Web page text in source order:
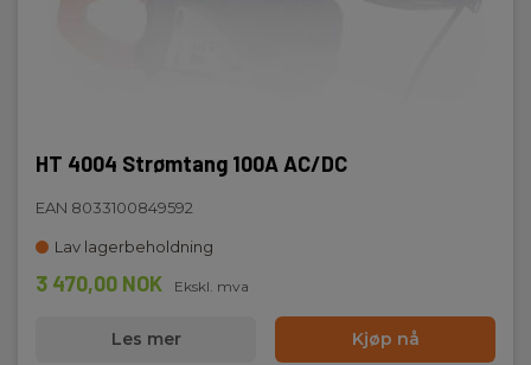
HT 4004 Strømtang 100A AC/DC
EAN 8033100849592
Lav lagerbeholdning
3 470,00 NOK Ekskl. mva
Les mer Kjøp nå